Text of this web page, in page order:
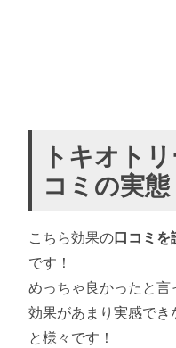
トキオト
コミの実態
こちら効果の口コミを
です！
めっちゃ良かったと
効果があまり実感でき
と様々です！